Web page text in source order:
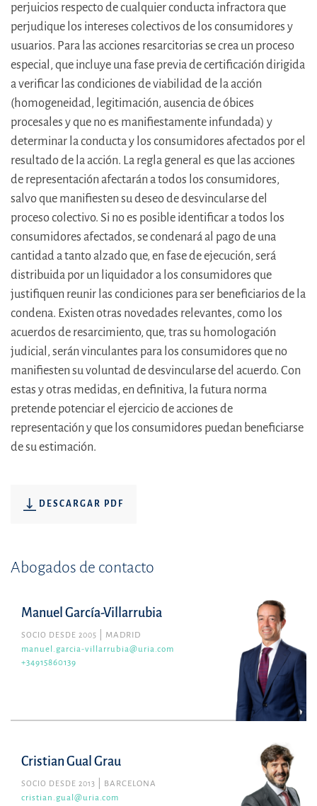
perjuicios respecto de cualquier conducta infractora que
perjudique los intereses colectivos de los consumidores y
usuarios. Para las acciones resarcitorias se crea un proceso
especial, que incluye una fase previa de certificación dirigida
a verificar las condiciones de viabilidad de la acción
(homogeneidad, legitimación, ausencia de óbices
procesales y que no es manifiestamente infundada) y
determinar la conducta y los consumidores afectados por el
resultado de la acción. La regla general es que las acciones
de representación afectarán a todos los consumidores,
salvo que manifiesten su deseo de desvincularse del
proceso colectivo. Si no es posible identificar a todos los
consumidores afectados, se condenará al pago de una
cantidad a tanto alzado que, en fase de ejecución, será
distribuida por un liquidador a los consumidores que
justifiquen reunir las condiciones para ser beneficiarios de la
condena. Existen otras novedades relevantes, como los
acuerdos de resarcimiento, que, tras su homologación
judicial, serán vinculantes para los consumidores que no
manifiesten su voluntad de desvincularse del acuerdo. Con
estas y otras medidas, en definitiva, la futura norma
pretende potenciar el ejercicio de acciones de
representación y que los consumidores puedan beneficiarse
de su estimación.
DESCARGAR PDF
Abogados de contacto
Manuel García-Villarrubia
SOCIO DESDE 2005
MADRID
manuel.garcia-villarrubia@uria.com
+34915860139
Cristian Gual Grau
SOCIO DESDE 2013
BARCELONA
cristian.gual@uria.com